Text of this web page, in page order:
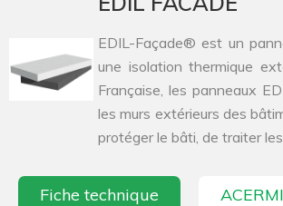
EDIL-Façade® est un
une isolation thermique
Française, les panneaux
les murs extérieurs des
protéger le bâti, de traiter
Fiche technique ACERMI